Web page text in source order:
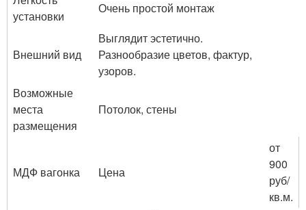
установки
Очень простой монтаж
Внешний вид
Выглядит эстетично.
Разнообразие цветов, фактур,
узоров.
Возможные
места
размещения
Потолок, стены
МДФ вагонка Цена
от
900
руб/
кв.м.